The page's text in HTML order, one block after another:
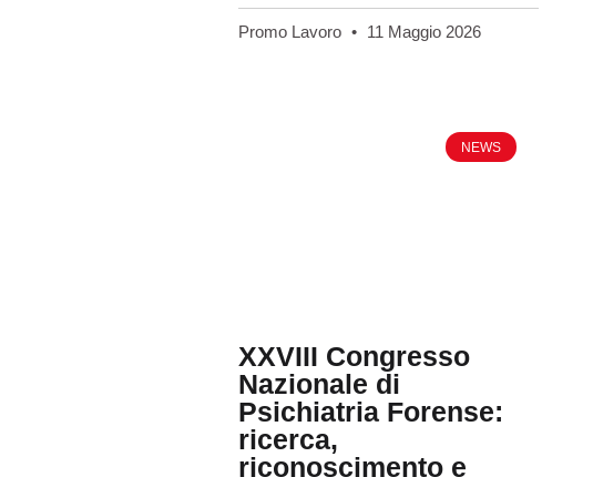
Promo Lavoro 11 Maggio 2026
NEWS
XXVIII Congresso
Nazionale di
Psichiatria Forense:
ricerca,
riconoscimento e